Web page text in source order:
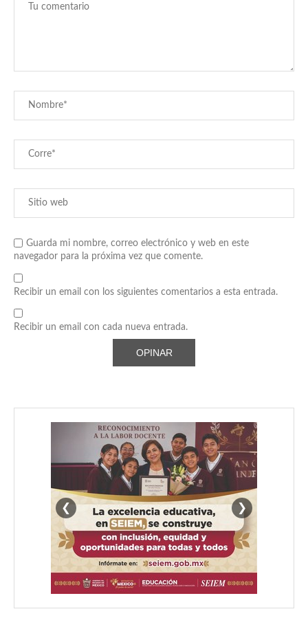
Guarda mi nombre, correo electrónico y web en este
navegador para la próxima vez que comente.
Recibir un email con los siguientes comentarios a esta entrada.
Recibir un email con cada nueva entrada.
❮ ❯